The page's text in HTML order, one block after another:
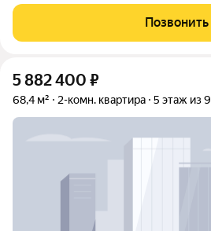
Позвонить
5 882 400 ₽
68,4 м² 2-комн. квартира 5 этаж из 9